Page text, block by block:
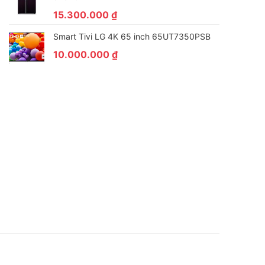
15.300.000₫
Smart Tivi LG 4K 65 inch 65UT7350PSB
10.000.000₫